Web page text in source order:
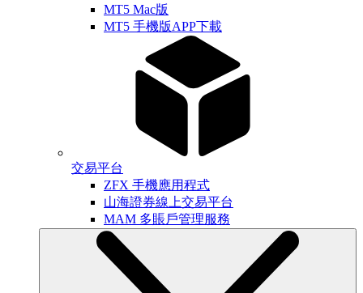
MT5 Mac版
MT5 手機版APP下載
交易平台
ZFX 手機應用程式
山海證券線上交易平台
MAM 多賬戶管理服務